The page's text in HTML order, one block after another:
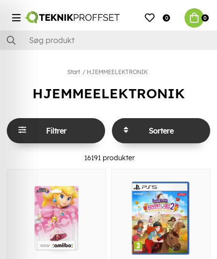
0 0
Start HJEMMEELEKTRONIK
HJEMMEELEKTRONIK
Filtrer Sortere
16191 produkter